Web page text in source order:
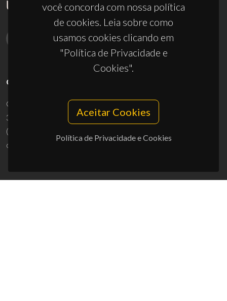
você concorda com nossa política
de cookies. Leia sobre como
usamos cookies clicando em
"Política de Privacidade e
Cookies".
Aceitar Cookies
Política de Privacidade e Cookies
CONTACTOS
Campus Universitário de Santiago
3810-193 Aveiro - Portugal
(+351) 234 370 200
ciceco@ua.pt